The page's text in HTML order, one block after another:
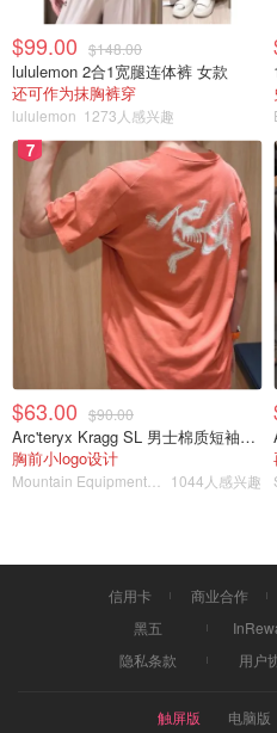
$99.00 $148.00
lululemon 2合1宽腿连体裤 女款
还可作为抹胸裤穿
lululemon 1273人感兴趣
7
$63.00 $90.00
Arc'teryx Kragg SL 男士棉质短袖T恤
胸前小logo设计
1044人感兴趣
信用卡 商业合作
黑五
隐私条款
用户
触屏版 电脑版